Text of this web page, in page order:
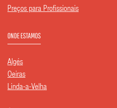
Preços para Profissionais
ONDE ESTAMOS
Algés
Oeiras
Linda-a-Velha